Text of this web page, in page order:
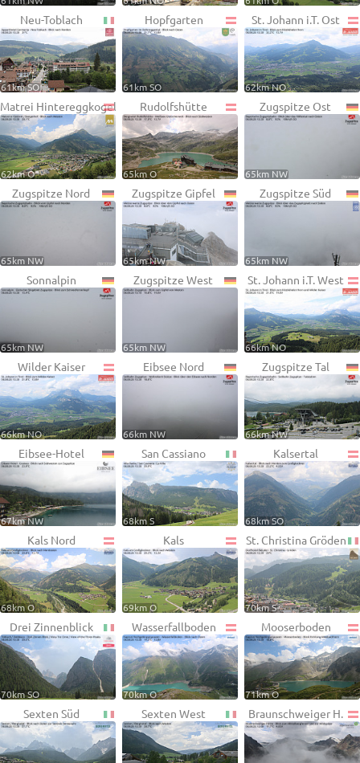
Neu-Toblach
61km SO
Hopfgarten
61km SO
St. Johann i.T. Ost
62km NO
Matrei Hintereggkogel
62km O
Rudolfshütte
65km O
Zugspitze Ost
65km NW
Zugspitze Nord
65km NW
Zugspitze Gipfel
65km NW
Zugspitze Süd
65km NW
Sonnalpin
65km NW
Zugspitze West
65km NW
St. Johann i.T. West
66km NO
Wilder Kaiser
66km NO
Eibsee Nord
66km NW
Zugspitze Tal
66km NW
Eibsee-Hotel
67km NW
San Cassiano
68km S
Kalsertal
68km SO
Kals Nord
68km O
Kals
69km O
St. Christina Gröden
70km S
Drei Zinnenblick
70km SO
Wasserfallboden
70km O
Mooserboden
71km O
Sexten Süd Sexten West Braunschweiger H.